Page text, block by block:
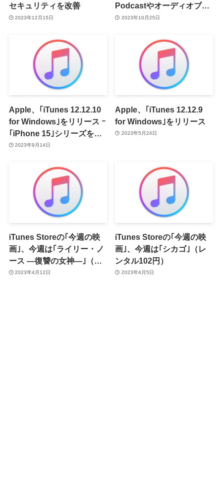
セキュリティを改善
2023年12月15日
Podcastやオーディオブッ
クを聴くオプション追加
2023年10月25日
Apple、｢iTunes 12.12.10
for Windows｣をリリース ｰ
｢iPhone 15｣シリーズをサ
ポート
2023年9月14日
Apple、｢iTunes 12.12.9
for Windows｣をリリース
2023年5月24日
iTunes Storeの｢今週の映
画｣、今週は｢ライリー・ノ
ース ―復讐の女神―｣（レ
ンタル102円）
2023年4月12日
iTunes Storeの｢今週の映
画｣、今週は｢シカゴ｣（レ
ンタル102円）
2023年4月5日